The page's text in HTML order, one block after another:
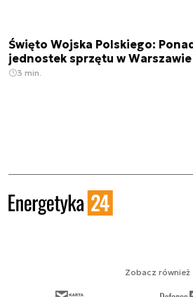
Święto Wojska Polskiego:
jednostek sprzętu w Warszawie
3 min.
Zobacz również